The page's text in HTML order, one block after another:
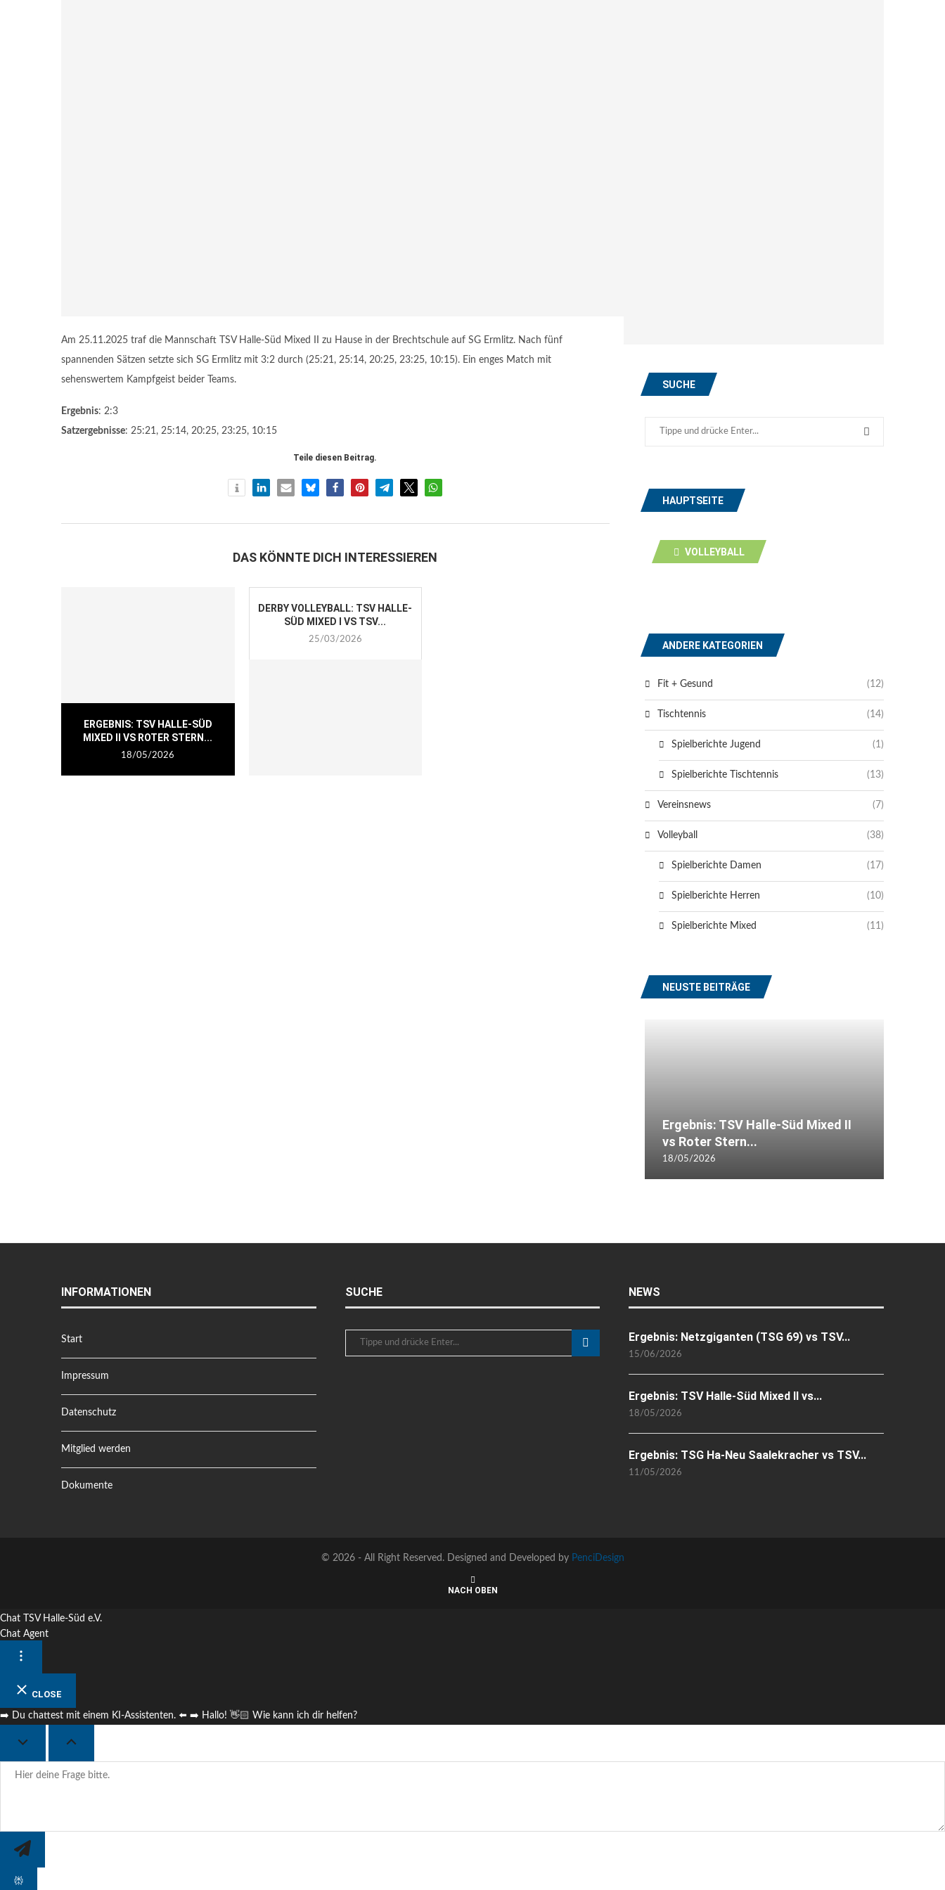
Am 25.11.2025 traf die Mannschaft TSV Halle-Süd Mixed II zu Hause in der Brechtschule auf SG Ermlitz. Nach fünf
spannenden Sätzen setzte sich SG Ermlitz mit 3:2 durch (25:21, 25:14, 20:25, 23:25, 10:15). Ein enges Match mit
sehenswertem Kampfgeist beider Teams.
Ergebnis: 2:3
Satzergebnisse: 25:21, 25:14, 20:25, 23:25, 10:15
Teile diesen Beitrag.
DAS KÖNNTE DICH INTERESSIEREN
ERGEBNIS: TSV HALLE-SÜD
MIXED II VS ROTER STERN...
18/05/2026
DERBY VOLLEYBALL: TSV HALLE-
SÜD MIXED I VS TSV...
25/03/2026
SUCHE
HAUPTSEITE
VOLLEYBALL
ANDERE KATEGORIEN
Fit + Gesund (12)
Tischtennis (14)
Spielberichte Jugend (1)
Spielberichte Tischtennis (13)
Vereinsnews (7)
Volleyball (38)
Spielberichte Damen (17)
Spielberichte Herren (10)
Spielberichte Mixed (11)
NEUSTE BEITRÄGE
Ergebnis: TSV Halle-Süd Mixed II
vs Roter Stern...
18/05/2026
INFORMATIONEN
Start
Impressum
Datenschutz
Mitglied werden
Dokumente
SUCHE NEWS
Ergebnis: Netzgiganten (TSG 69) vs TSV...
15/06/2026
Ergebnis: TSV Halle-Süd Mixed II vs...
18/05/2026
Ergebnis: TSG Ha-Neu Saalekracher vs TSV...
11/05/2026
© 2026 - All Right Reserved. Designed and Developed by PenciDesign
NACH OBEN
Chat TSV Halle-Süd e.V.
Chat Agent
CLOSE
➡️ Du chattest mit einem KI-Assistenten. ⬅️ ➡️ Hallo! 👋🏻 Wie kann ich dir helfen?